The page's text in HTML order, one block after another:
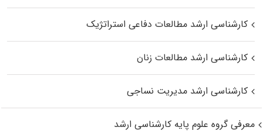
کارشناسی ارشد مطالعات دفاعی استراتژیک
کارشناسی ارشد مطالعات زنان
کارشناسی ارشد مدیریت نساجی
معرفی گروه علوم پایه کارشناسی ارشد